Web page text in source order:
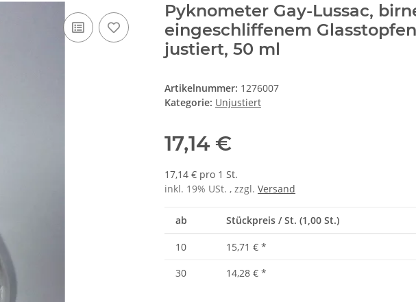
Pyknometer Gay-Lussac,
eingeschliffenem
justiert, 50 ml
Artikelnummer: 1276007
Kategorie: Unjustiert
17,14 €
17,14 € pro 1 St.
inkl. 19% USt. , zzgl. Versand
ab Stückpreis / St. (1,00 St.)
10 15,71 € *
30
14,28 € *